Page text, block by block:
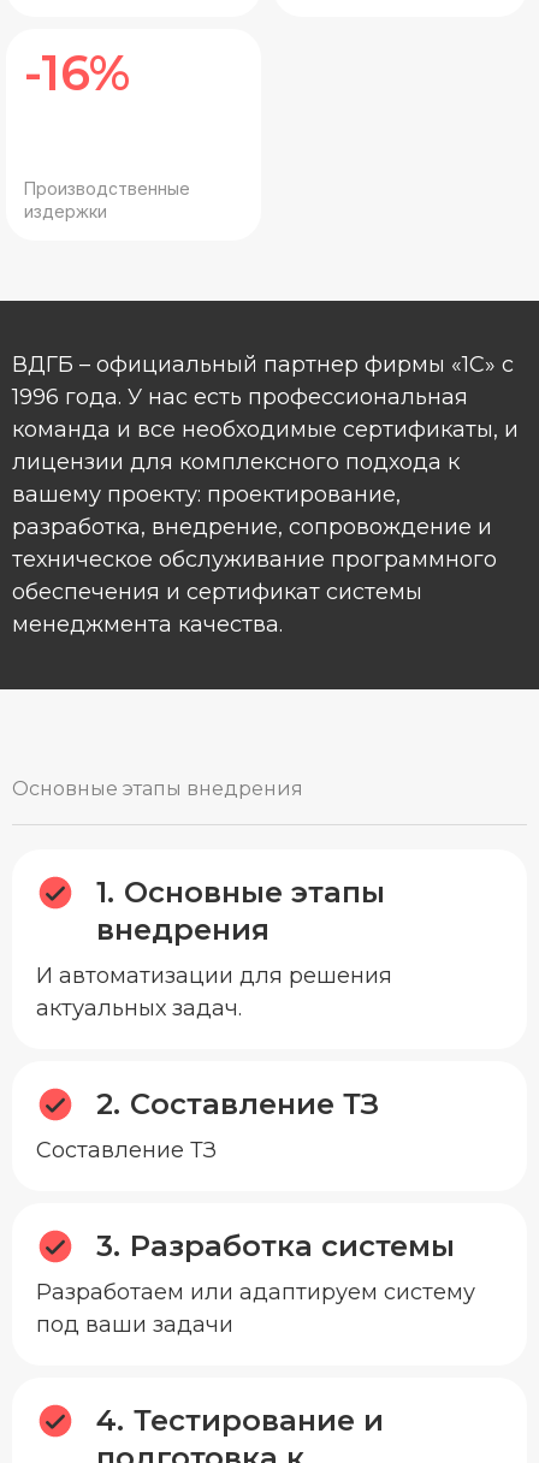
-16%
Производственные
издержки
ВДГБ – официальный партнер фирмы «1С» с
1996 года. У нас есть профессиональная
команда и все необходимые сертификаты, и
лицензии для комплексного подхода к
вашему проекту: проектирование,
разработка, внедрение, сопровождение и
техническое обслуживание программного
обеспечения и сертификат системы
менеджмента качества.
Основные этапы внедрения
Основные этапы
внедрения
И автоматизации для решения
актуальных задач.
Составление ТЗ
Составление ТЗ
Разработка системы
Разработаем или адаптируем систему
под ваши задачи
Тестирование и